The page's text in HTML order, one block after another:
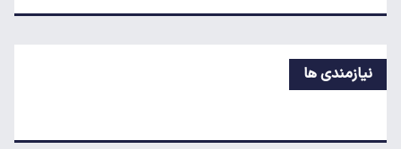
قیمت جدید بلیط اتوبوس مشهد اعلام شد
نیازمندی ها